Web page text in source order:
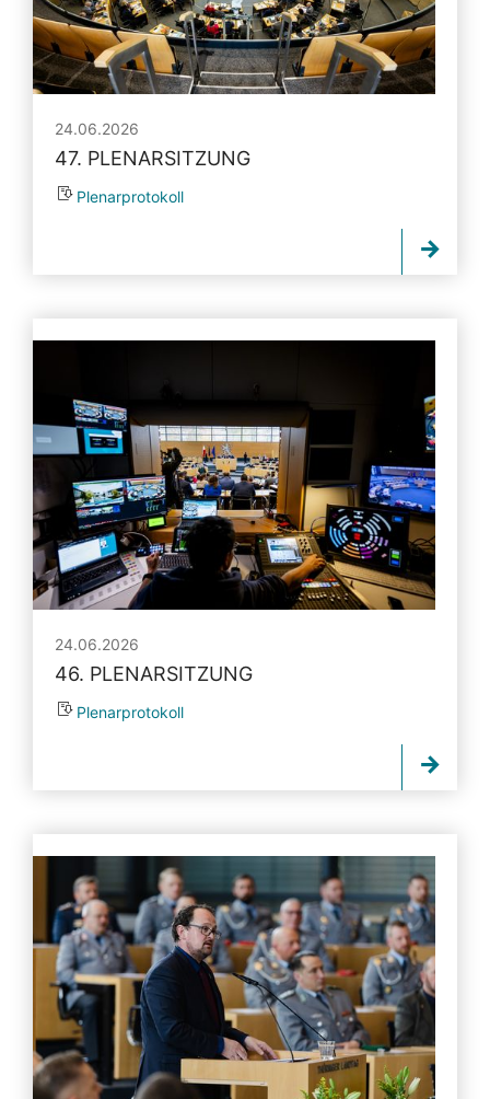
24.06.2026
47. PLENARSITZUNG
Plenarprotokoll
24.06.2026
46. PLENARSITZUNG
Plenarprotokoll